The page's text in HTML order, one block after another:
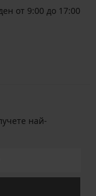
от 9:00 до 17:00
най-